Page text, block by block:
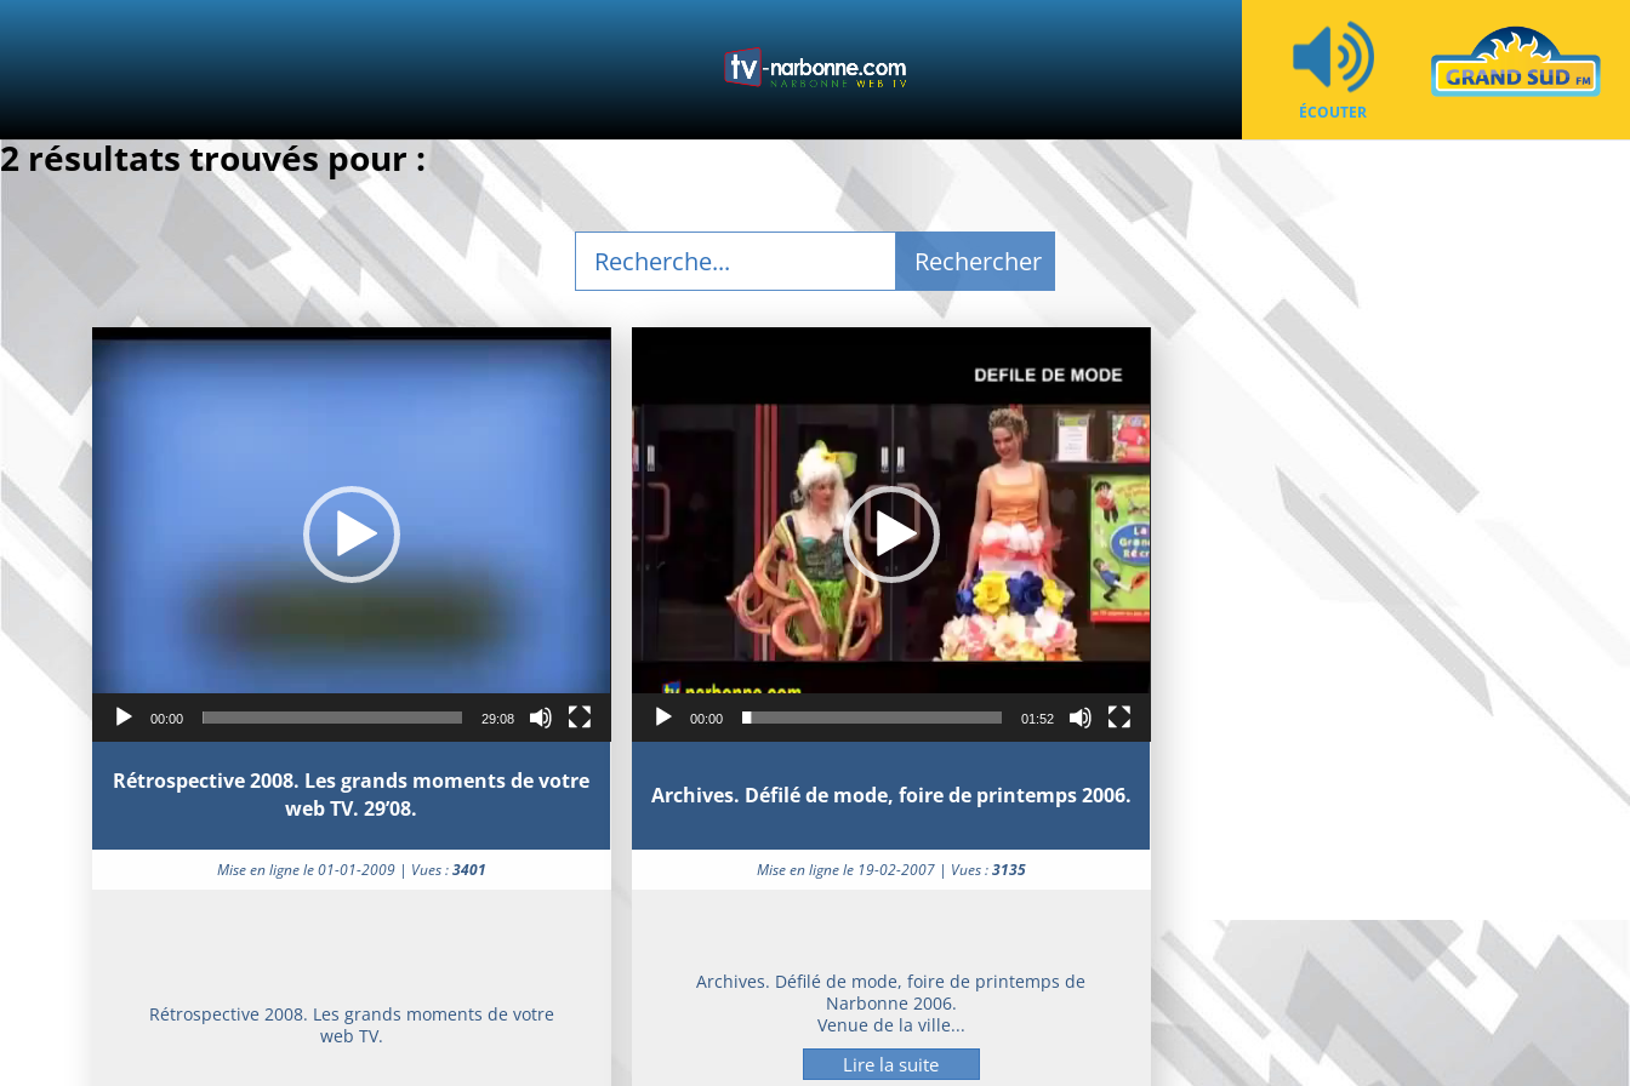
ÉCOUTER
2 résultats trouvés pour :
Lecteur
vidéo
00:00 29:08
Rétrospective 2008. Les grands moments de votre
web TV. 29’08.
Mise en ligne le 01-01-2009 | Vues :3401
Rétrospective 2008. Les grands moments de votre
web TV.
00:00 01:52
Archives. Défilé de mode, foire de printemps 2006.
Mise en ligne le 19-02-2007 | Vues :3135
Archives. Défilé de mode, foire de printemps de
Narbonne 2006.
Venue de la ville...
Lire la suite